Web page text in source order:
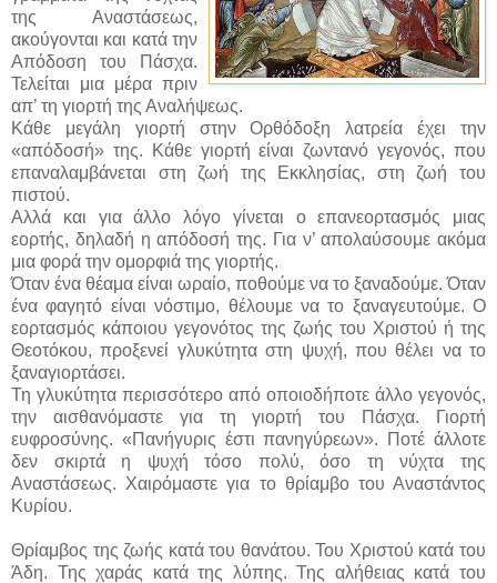
της Αναστάσεως,
ακούγονται και κατά την
Απόδοση του Πάσχα.
Τελείται μια μέρα πριν
απ’ τη γιορτή της Αναλήψεως.
Κάθε μεγάλη γιορτή στην Ορθόδοξη λατρεία έχει την
«απόδοσή» της. Κάθε γιορτή είναι ζωντανό γεγονός, που
επαναλαμβάνεται στη ζωή της Εκκλησίας, στη ζωή του
πιστού.
Αλλά και για άλλο λόγο γίνεται ο επανεορτασμός μιας
εορτής, δηλαδή η απόδοσή της. Για ν’ απολαύσουμε ακόμα
μια φορά την ομορφιά της γιορτής.
Όταν ένα θέαμα είναι ωραίο, ποθούμε να το ξαναδούμε. Όταν
ένα φαγητό είναι νόστιμο, θέλουμε να το ξαναγευτούμε. Ο
εορτασμός κάποιου γεγονότος της ζωής του Χριστού ή της
Θεοτόκου, προξενεί γλυκύτητα στη ψυχή, που θέλει να το
ξαναγιορτάσει.
Τη γλυκύτητα περισσότερο από οποιοδήποτε άλλο γεγονός,
την αισθανόμαστε για τη γιορτή του Πάσχα. Γιορτή
ευφροσύνης. «Πανήγυρις έστι πανηγύρεων». Ποτέ άλλοτε
δεν σκιρτά η ψυχή τόσο πολύ, όσο τη νύχτα της
Αναστάσεως. Χαιρόμαστε για το θρίαμβο του Αναστάντος
Κυρίου.
Θρίαμβος της ζωής κατά του θανάτου. Του Χριστού κατά του
Άδη. Της χαράς κατά της λύπης. Της αλήθειας κατά του